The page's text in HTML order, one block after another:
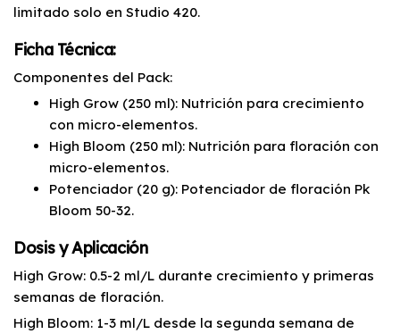
limitado solo en Studio 420.
Ficha Técnica:
Componentes del Pack:
High Grow (250 ml): Nutrición para crecimiento
con micro-elementos.
High Bloom (250 ml): Nutrición para floración con
micro-elementos.
Potenciador (20 g): Potenciador de floración Pk
Bloom 50-32.
Dosis y Aplicación
High Grow: 0.5-2 ml/L durante crecimiento y primeras
semanas de floración.
High Bloom: 1-3 ml/L desde la segunda semana de